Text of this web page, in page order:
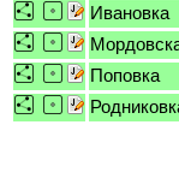
Ивановка
Поповка